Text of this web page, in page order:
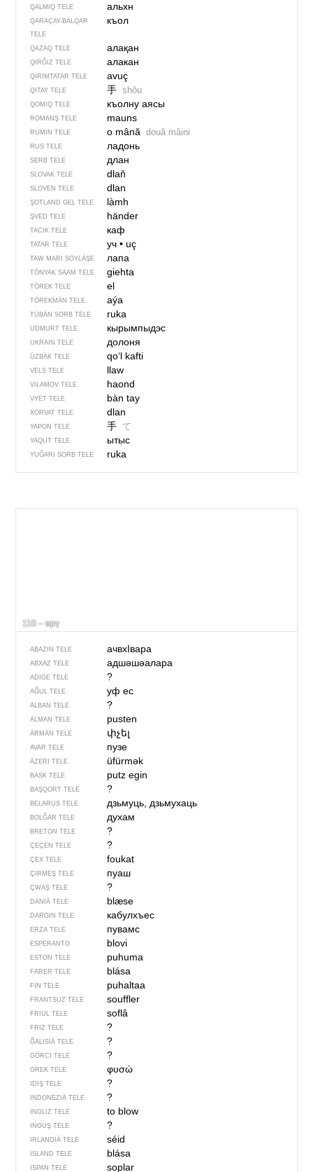
QALMIQ TELE альхн
QARAÇAY-BALQAR
TELE
къол
QAZAQ TELE алақан
QIRĞIZ TELE алакан
QIRIMTATAR TELE avuç
QITAY TELE 手 shǒu
QOMIQ TELE къолну аясы
ROMANŞ TELE mauns
RUMIN TELE o mână două mâini
RUS TELE ладонь
SERB TELE длан
SLOVAK TELE dlaň
SLOVEN TELE dlan
ŞOTLAND GEL TELE làmh
ŞVED TELE händer
TACIK TELE каф
TATAR TELE уч• uç
TAW MARI SÖYLÄŞE лапа
TÖNYAK SAAM TELE giehta
TÖREK TELE el
TÖREKMÄN TELE aýa
TÜBÄN SORB TELE ruka
UDMURT TELE кырымпыдэс
UKRAIN TELE долоня
ÜZBÄK TELE qo‘l kafti
VELS TELE llaw
VILAMOV TELE haond
VYET TELE bàn tay
XORVAT TELE dlan
YAPON TELE 手 て
YAQUT TELE ытыс
YUĞARI SORB TELE ruka
110 – өрү
ABAZIN TELE ачвхIвара
ABXAZ TELE адшәшәалара
ADIGE TELE ?
AĞUL TELE уф ес
ALBAN TELE ?
ALMAN TELE pusten
ÄRMÄN TELE փչել
AVAR TELE пузе
ÄZERI TELE üfürmək
BASK TELE putz egin
BAŞQORT TELE ?
BELARUS TELE дзьмуць, дзьмухаць
BOLĞAR TELE духам
BRETON TELE ?
ÇEÇEN TELE ?
ÇEX TELE foukat
ÇIRMEŞ TELE пуаш
ÇWAŞ TELE ?
DANIÄ TELE blæse
DARGIN TELE кабулхъес
ERZA TELE пувамс
ESPERANTO blovi
ESTON TELE puhuma
FARER TELE blása
FIN TELE puhaltaa
FRANTSUZ TELE souffler
FRIUL TELE soflâ
FRIZ TELE ?
ĞALISIÄ TELE ?
GÖRCI TELE ?
GREK TELE φυσώ
IDIŞ TELE ?
INDONEZIÄ TELE ?
INGLIZ TELE to blow
INGUŞ TELE ?
IRLANDIÄ TELE séid
ISLAND TELE blása
ISPAN TELE soplar